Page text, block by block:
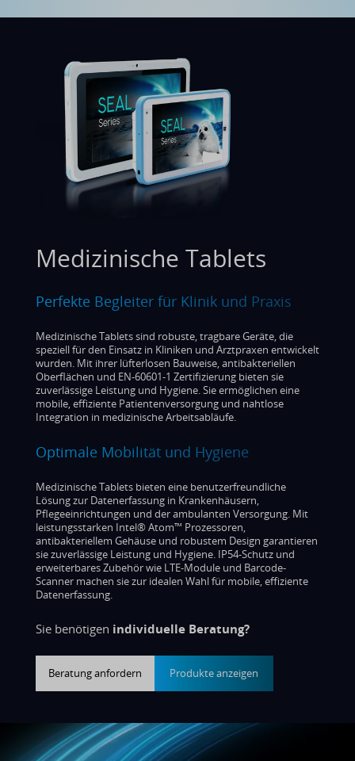
Medizinische Tablets
Perfekte Begleiter für Klinik und Praxis
Medizinische Tablets sind robuste, tragbare Geräte, die
speziell für den Einsatz in Kliniken und Arztpraxen entwickelt
wurden. Mit ihrer lüfterlosen Bauweise, antibakteriellen
Oberflächen und EN-60601-1 Zertifizierung bieten sie
zuverlässige Leistung und Hygiene. Sie ermöglichen eine
mobile, effiziente Patientenversorgung und nahtlose
Integration in medizinische Arbeitsabläufe.
Optimale Mobilität und Hygiene
Medizinische Tablets bieten eine benutzerfreundliche
Lösung zur Datenerfassung in Krankenhäusern,
Pflegeeinrichtungen und der ambulanten Versorgung. Mit
leistungsstarken Intel® Atom™ Prozessoren,
antibakteriellem Gehäuse und robustem Design garantieren
sie zuverlässige Leistung und Hygiene. IP54-Schutz und
erweiterbares Zubehör wie LTE-Module und Barcode-
Scanner machen sie zur idealen Wahl für mobile, effiziente
Datenerfassung.
Sie benötigen individuelle Beratung?
Beratung anfordern Produkte anzeigen